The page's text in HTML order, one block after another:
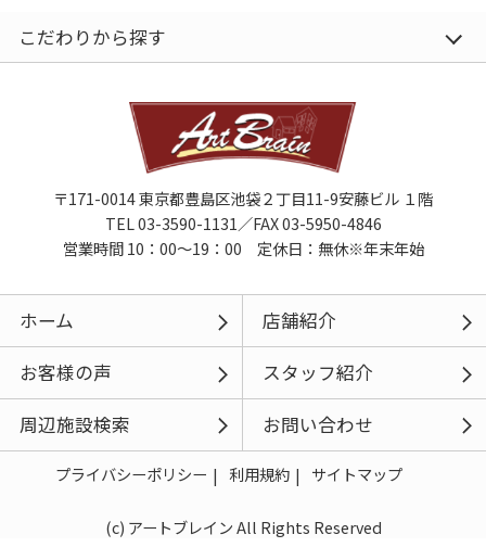
こだわりから探す
〒171-0014 東京都豊島区池袋２丁目11-9安藤ビル １階
TEL 03-3590-1131／FAX 03-5950-4846
営業時間 10：00～19：00 定休日：無休※年末年始
ホーム
店舗紹介
お客様の声
スタッフ紹介
周辺施設検索
お問い合わせ
プライバシーポリシー 利用規約 サイトマップ
(c) アートブレイン All Rights Reserved